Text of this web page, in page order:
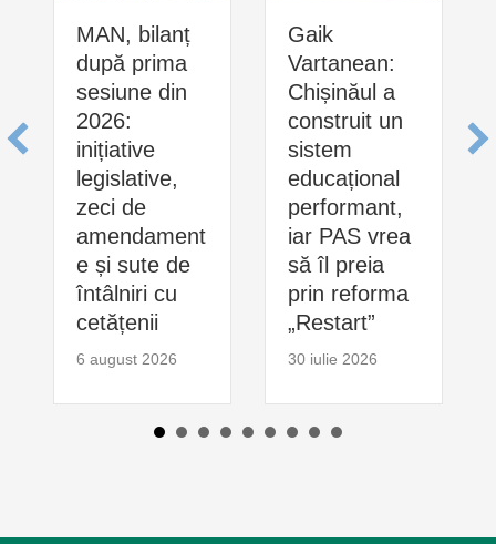
MAN, bilanț
după prima
sesiune din
2026:
inițiative
legislative,
zeci de
amendament
e și sute de
întâlniri cu
cetățenii
6 august 2026
Gaik
Vartanean:
Chișinăul a
construit un
sistem
educațional
performant,
iar PAS vrea
să îl preia
prin reforma
„Restart”
30 iulie 2026